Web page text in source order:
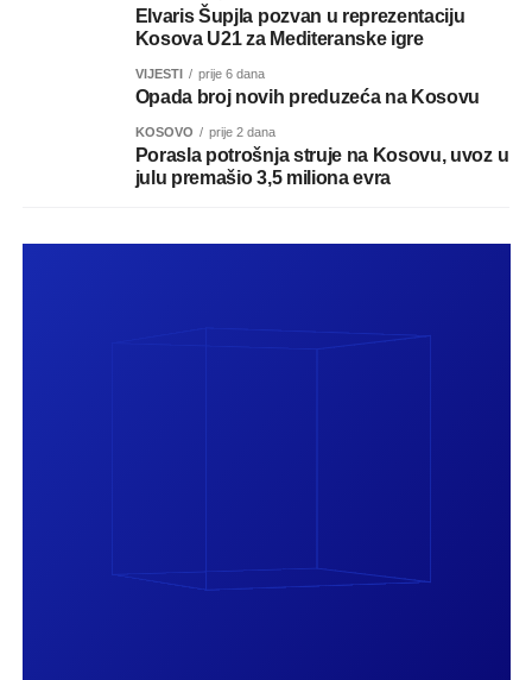
Elvaris Šupjla pozvan u reprezentaciju
Kosova U21 za Mediteranske igre
VIJESTI prije 6 dana
Opada broj novih preduzeća na Kosovu
KOSOVO prije 2 dana
Porasla potrošnja struje na Kosovu, uvoz u
julu premašio 3,5 miliona evra